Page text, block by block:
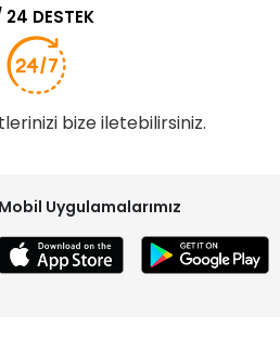
24 DESTEK
bize iletebilirsiniz.
Mobil Uygulamalarımız